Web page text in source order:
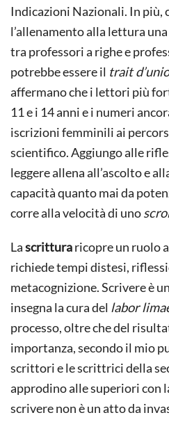
Indicazioni Nazionali. In più,
l’allenamento alla lettura
tra professori a righe e
potrebbe essere il trait
affermano che i lettori più
11 e i 14 anni e i numeri
iscrizioni femminili ai
scientifico. Aggiungo alle
leggere allena all’ascolto e
capacità quanto mai da
corre alla velocità di uno
Lascritturaricopre un ruolo
richiede tempi distesi,
metacognizione. Scrivere è
insegna la cura del labor
processo, oltre che del
importanza, secondo il mio
scrittori e le scrittrici della
approdino alle superiori con
scrivere non è un atto da